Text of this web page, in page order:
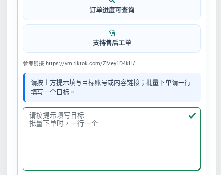
订单进度可查询
支持售后工单
参考链接 https://vm.tiktok.com/ZMey1D4kH/
请按上方提示填写目标账号或内容链接；批量下单请一行
填写一个目标。